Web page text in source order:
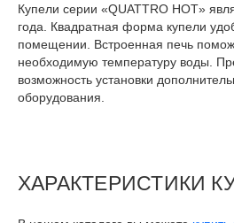
Купели серии «QUATTRO HOT»
года. Квадратная форма купели
помещении. Встроенная печь
необходимую температуру воды.
возможность установки
оборудования.
ХАРАКТЕРИСТИКИ